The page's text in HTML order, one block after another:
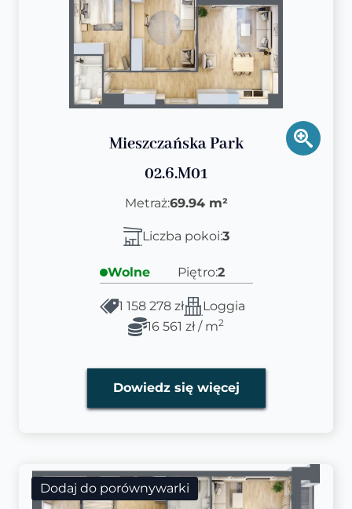
Mieszczańska Park
02.6.M01
Metraż:69.94 m²
Liczba pokoi:3
Wolne Piętro:2
1 158 278 zł
Loggia
16 561 zł / m2
Dowiedz się więcej
Dodaj do porównywarki